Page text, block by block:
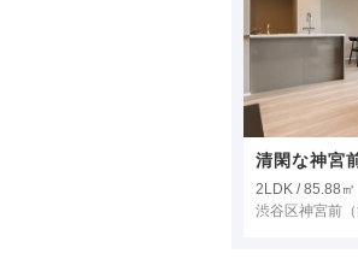
清閑な神宮
2LDK / 85.88㎡
渋谷区神宮前